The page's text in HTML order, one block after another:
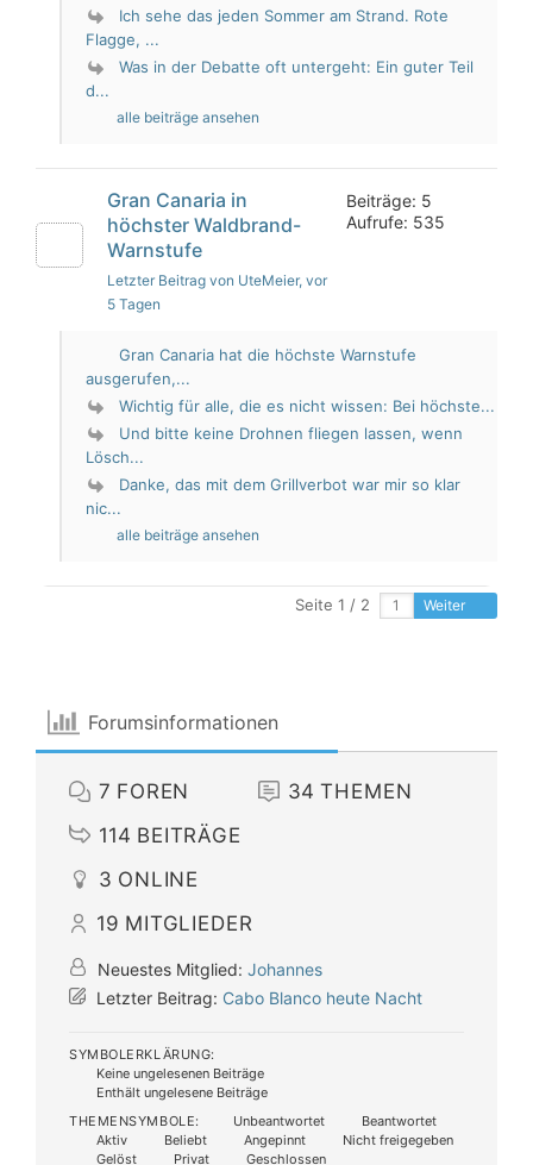
Ich sehe das jeden Sommer am Strand. Rote
Flagge, ...
Was in der Debatte oft untergeht: Ein guter Teil
d...
alle beiträge ansehen
Gran Canaria in
höchster Waldbrand-
Warnstufe
Letzter Beitrag von UteMeier, vor
5 Tagen
Beiträge: 5
Aufrufe: 535
Gran Canaria hat die höchste Warnstufe
ausgerufen,...
Wichtig für alle, die es nicht wissen: Bei höchste...
Und bitte keine Drohnen fliegen lassen, wenn
Lösch...
Danke, das mit dem Grillverbot war mir so klar
nic...
alle beiträge ansehen
Seite 1 / 2 Weiter
Forumsinformationen
7 FOREN 34 THEMEN
114 BEITRÄGE
3 ONLINE
19 MITGLIEDER
Neuestes Mitglied: Johannes
Letzter Beitrag: Cabo Blanco heute Nacht
SYMBOLERKLÄRUNG:
Keine ungelesenen Beiträge
Enthält ungelesene Beiträge
THEMENSYMBOLE:
Unbeantwortet
Beantwortet
Aktiv
Beliebt Angepinnt
Nicht freigegeben
Gelöst
Privat Geschlossen